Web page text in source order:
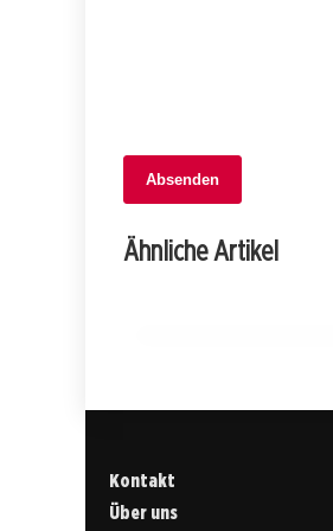
Absenden
Ähnliche Artikel
06. Februar 2026
Junge Männer in
Kontakt
Über uns